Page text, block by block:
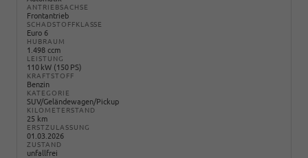
ANTRIEBSACHSE
Frontantrieb
SCHADSTOFFKLASSE
Euro 6
HUBRAUM
1.498 ccm
LEISTUNG
110 kW (150 PS)
KRAFTSTOFF
Benzin
KATEGORIE
SUV/Geländewagen/Pickup
KILOMETERSTAND
25 km
ERSTZULASSUNG
01.03.2026
ZUSTAND
unfallfrei